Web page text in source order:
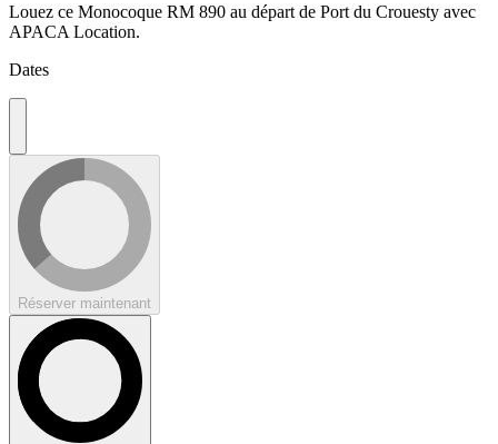
Louez ce Monocoque RM 890 au départ de Port du Crouesty avec
APACA Location.
Dates
Réserver maintenant